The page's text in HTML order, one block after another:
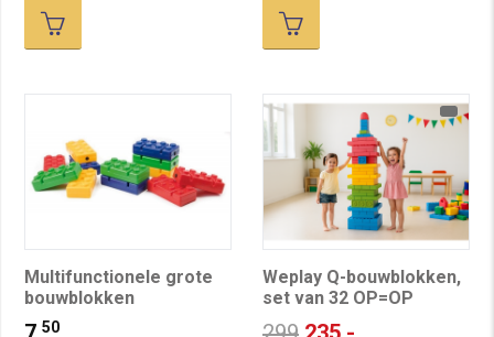
Multifunctionele grote
bouwblokken
50
Weplay Q-bouwblokken,
set van 32 OP=OP